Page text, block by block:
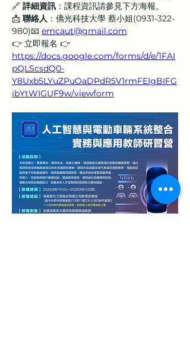
🔗 詳細資訊 ：課程資訊請參見下方海報。
📩 聯絡人 ：僑光科技大學 蔡小姐(0931-322-
980)📧 emcaut@gmail.com
👉 立即報名 👉
https://docs.google.com/forms/d/e/1FAI
pQLScsdQ0-
Y8Uxb5LYuZPuOaDPdR5V1rmFEIgBIFG
ibYtWIGUF9w/viewform